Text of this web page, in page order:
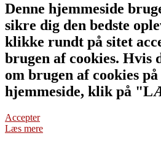
Denne hjemmeside
sikre dig den bedste
klikke rundt på sitet
brugen af cookies. Hvis
om brugen af cookies på
hjemmeside, klik på
Accepter
Læs mere